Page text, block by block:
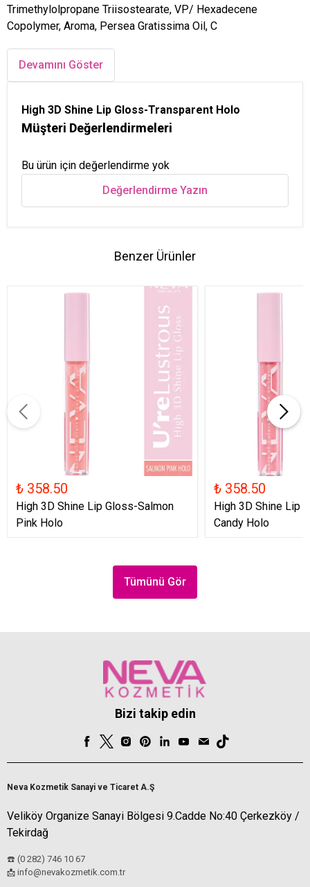
Trimethylolpropane Triisostearate, VP/ Hexadecene
Copolymer, Aroma, Persea Gratissima Oil, C
Devamını Göster
High 3D Shine Lip Gloss-Transparent Holo
Müşteri Değerlendirmeleri
Bu ürün için değerlendirme yok
Değerlendirme Yazın
Benzer Ürünler
₺ 358.50
High 3D Shine Lip Gloss-Salmon
Pink Holo
₺ 358.50
High 3D Shine Lip
Candy Holo
Tümünü Gör
Bizi takip edin
Neva Kozmetik Sanayi ve Ticaret A.Ş
Veliköy Organize Sanayi Bölgesi 9.Cadde No:40 Çerkezköy /
Tekirdağ
☎️ (0 282) 746 10 67
📩 info@nevakozmetik.com.tr